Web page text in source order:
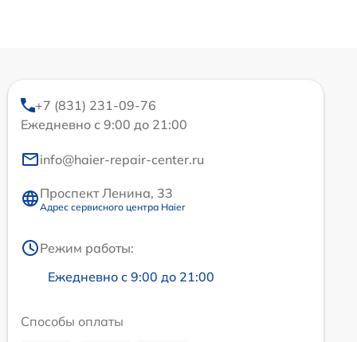
+7 (831) 231-09-76
Ежедневно с 9:00 до 21:00
info@haier-repair-center.ru
Проспект Ленина, 33
Адрес сервисного центра Haier
Режим работы:
Ежедневно с 9:00 до 21:00
Способы оплаты